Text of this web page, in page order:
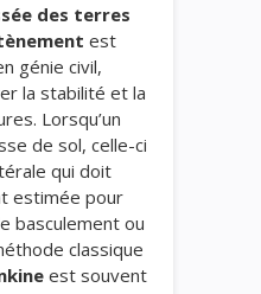
des terres
est
génie civil,
la stabilité et la
Lorsqu’un
de sol, celle-ci
qui doit
estimée pour
basculement ou
classique
est souvent